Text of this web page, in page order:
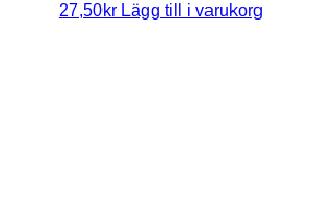
27,50kr Lägg till i varukorg